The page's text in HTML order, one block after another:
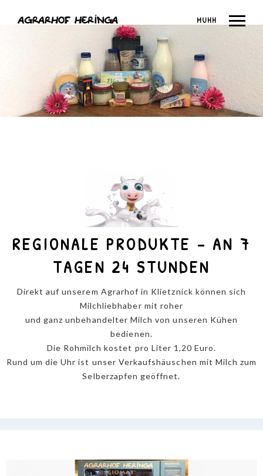
MUHH
REGIONALE PRODUKTE – AN 7
TAGEN 24 STUNDEN
Direkt auf unserem Agrarhof in Klietznick können sich
Milchliebhaber mit roher
und ganz unbehandelter Milch von unseren Kühen
bedienen.
Die Rohmilch kostet pro Liter 1,20 Euro.
Rund um die Uhr ist unser Verkaufshäuschen mit Milch zum
Selberzapfen geöffnet.